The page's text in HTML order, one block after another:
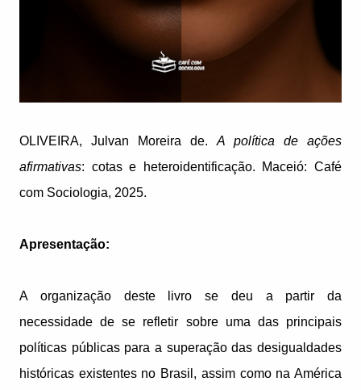
OLIVEIRA, Julvan Moreira de. A política de ações
afirmativas: cotas e heteroidentificação. Maceió: Café
com Sociologia, 2025.
Apresentação:
A organização deste livro se deu a partir da
necessidade de se refletir sobre uma das principais
políticas públicas para a superação das desigualdades
históricas existentes no Brasil, assim como na América